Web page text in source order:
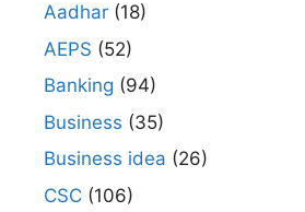
Aadhar (18)
AEPS (52)
Banking (94)
Business (35)
Business idea (26)
CSC (106)